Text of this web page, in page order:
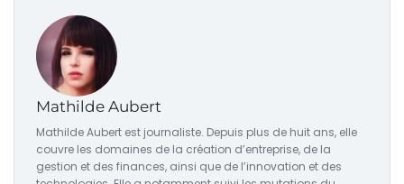
Mathilde Aubert
Mathilde Aubert est journaliste. Depuis plus de huit ans, elle
couvre les domaines de la création d’entreprise, de la
gestion et des finances, ainsi que de l’innovation et des